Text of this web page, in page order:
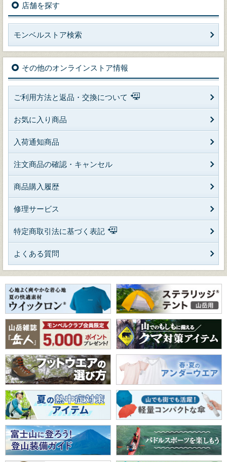
店舗を探す
モンベルストア検索
その他のオンラインストア情報
ご利用方法と返品・交換について
お気に入り商品
入荷通知商品
注文商品の確認・キャンセル
商品購入履歴
修理サービス
特定商取引法に基づく表記
よくある質問